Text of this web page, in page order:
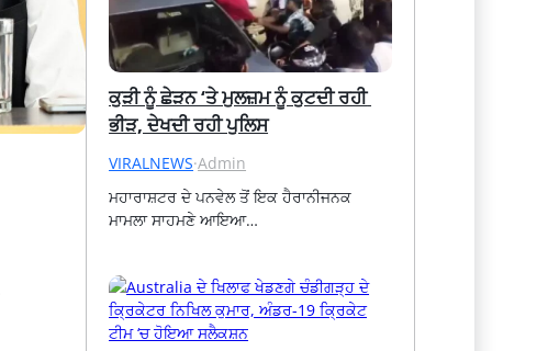
ਕੁੜੀ ਨੂੰ ਛੇੜਨ ‘ਤੇ ਮੁਲਜ਼ਮ ਨੂੰ ਕੁਟਦੀ ਰਹੀ
ਭੀੜ, ਦੇਖਦੀ ਰਹੀ ਪੁਲਿਸ
VIRALNEWS·Admin
ਮਹਾਰਾਸ਼ਟਰ ਦੇ ਪਨਵੇਲ ਤੋਂ ਇਕ ਹੈਰਾਨੀਜਨਕ
ਮਾਮਲਾ ਸਾਹਮਣੇ ਆਇਆ…